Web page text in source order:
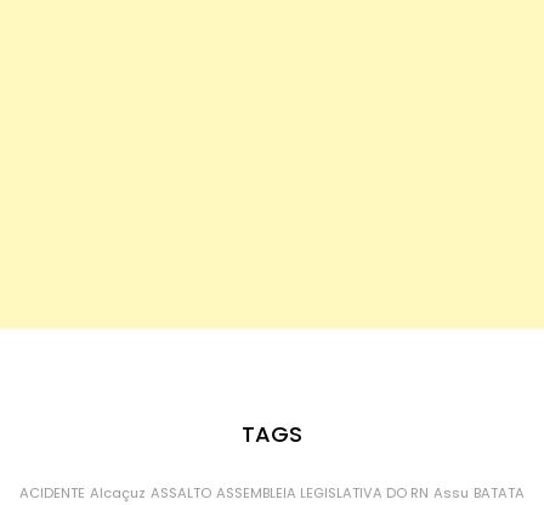
TAGS
ACIDENTE Alcaçuz ASSALTO ASSEMBLEIA LEGISLATIVA DO RN Assu BATATA